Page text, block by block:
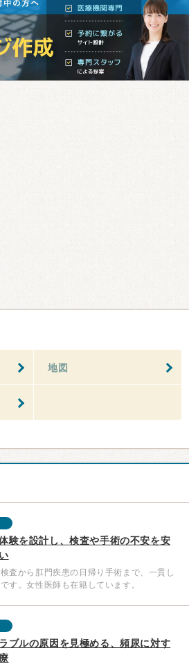
地図
験を設計し、検査や手術の不安を安
査から肛門疾患の日帰り手術まで、一貫し
す。女性医師も在籍しています。
ブルの原因を見極める、頻尿に対す